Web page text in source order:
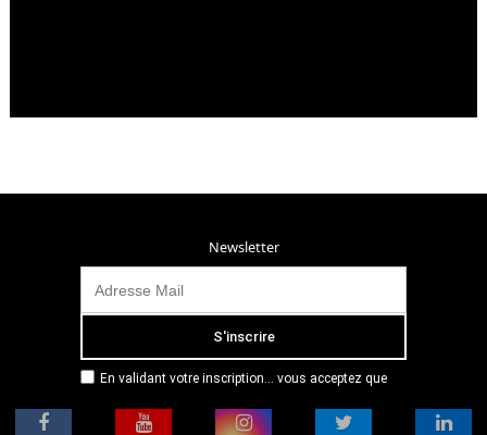
Newsletter
En validant votre inscription... vous acceptez que
adresse email dans le but de vous envoyer